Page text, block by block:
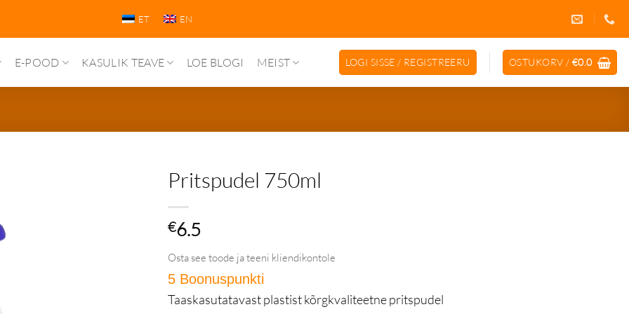
ET EN
E-POOD KASULIK TEAVE LOE BLOGI MEIST LOGI SISSE / REGISTREERU OSTUKORV / €0.0
Pritspudel 750ml
€6.5
Osta see toode ja teeni kliendikontole
5 Boonuspunkti
Taaskasutatavast plastist kõrgkvaliteetne pritspudel